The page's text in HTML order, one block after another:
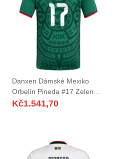
Danxen Dámské Mexiko
Orbelín Pineda #17 Zelená
Bílá Červená Domů Hráčské
Kč1.541,70